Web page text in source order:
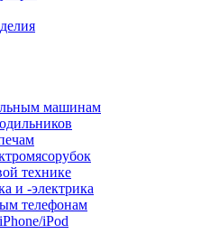
машинам
технике
и -электрика
телефонам
iPod